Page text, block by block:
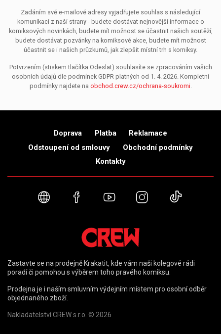
Zadáním své e-mailové adresy vyjadřujete souhlas s následující
komunikací z naší strany - budete dostávat nejnovější informace o
komiksových novinkách, budete mít možnost se účastnit našich soutěží,
budete dostávat pozvánky na komiksové akce, budete mít možnost
účastnit se i našich průzkumů, jak zlepšit místní trh s komiksy.
Potvrzením (stiskem tlačítka Odeslat) souhlasíte se zpracováním vašich
osobních údajů dle podmínek GDPR platných od 1. 4. 2026. Kompletní
podmínky najdete na obchod.crew.cz/ochrana-soukromi.
Doprava Platba
Reklamace
Odstoupení od smlouvy
Obchodní podmínky
Kontakty
Webové stránky
FacebookYouTubeInstagram
Zastavte se na prodejně Krakatit, kde vám naši kolegové rádi
poradí či pomohou s výběrem toho pravého komiksu.
Prodejna je i naším smluvním výdejním místem pro osobní odběr
objednaného zboží.
Nakladatelství CREW s.r.o. © 2026